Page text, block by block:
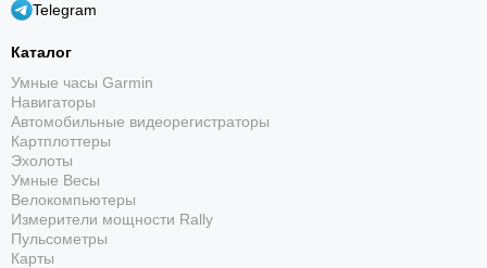
Telegram
Каталог
Умные часы Garmin
Навигаторы
Автомобильные видеорегистраторы
Картплоттеры
Эхолоты
Умные Весы
Велокомпьютеры
Измерители мощности Rally
Пульсометры
Карты